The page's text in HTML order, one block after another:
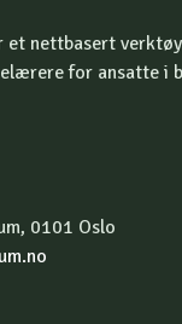
et nettbasert
for ansatte i
0101 Oslo